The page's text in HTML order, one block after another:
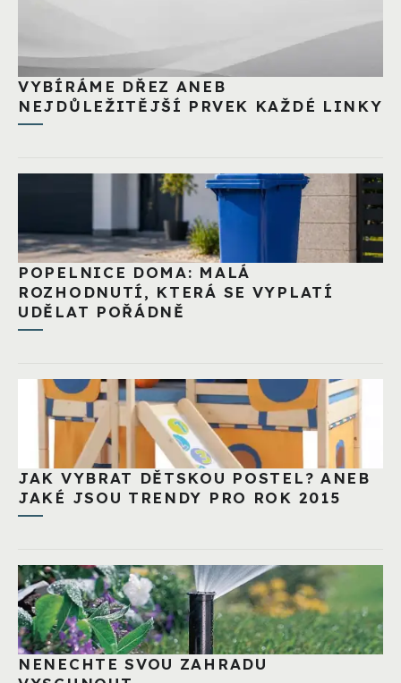
VYBÍRÁME DŘEZ ANEB
NEJDŮLEŽITĚJŠÍ PRVEK KAŽDÉ LINKY
POPELNICE DOMA: MALÁ
ROZHODNUTÍ, KTERÁ SE VYPLATÍ
UDĚLAT POŘÁDNĚ
JAK VYBRAT DĚTSKOU POSTEL? ANEB
JAKÉ JSOU TRENDY PRO ROK 2015
NENECHTE SVOU ZAHRADU